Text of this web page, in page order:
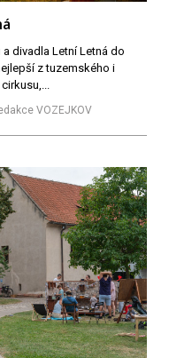
divadla Letní Letná do
z tuzemského i
VOZEJKOV